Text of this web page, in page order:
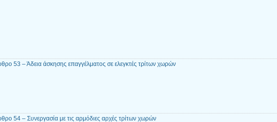
53 – Άδεια άσκησης επαγγέλματος σε ελεγκτές τρίτων χωρών
54 – Συνεργασία με τις αρμόδιες αρχές τρίτων χωρών